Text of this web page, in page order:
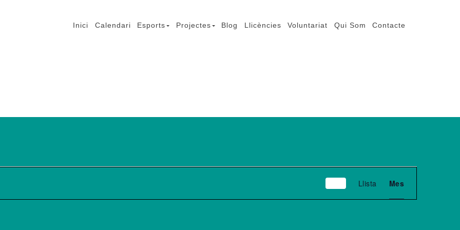
Inici Calendari Esports Projectes Blog Llicències Voluntariat Qui Som Contacte
de
visualitzacions
Llista Mes